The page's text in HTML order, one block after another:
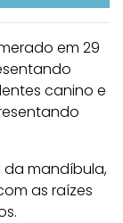
em 29
canino e
da mandíbula,
as raízes